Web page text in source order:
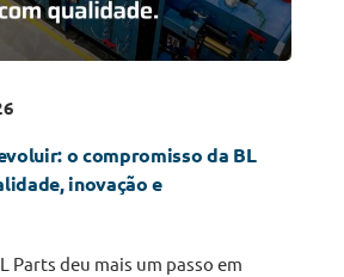
o compromisso da BL
inovação e
Parts deu mais um passo em